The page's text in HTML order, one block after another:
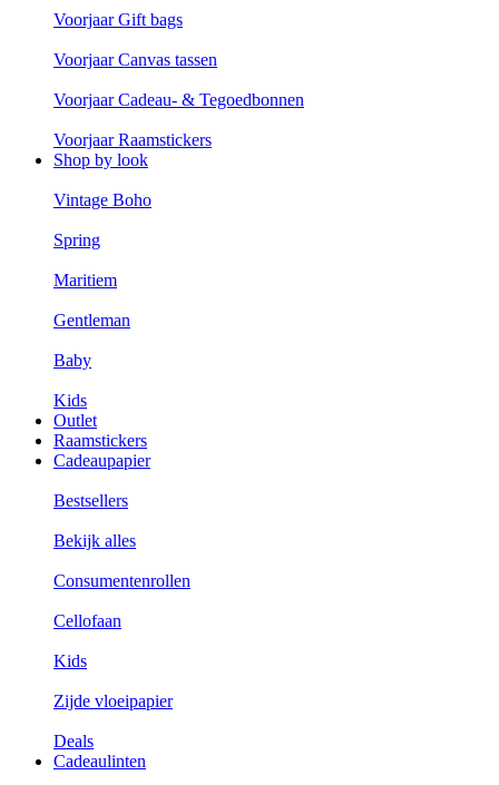
Voorjaar Gift bags
Voorjaar Canvas tassen
Voorjaar Cadeau- & Tegoedbonnen
Voorjaar Raamstickers
Shop by look
Vintage Boho
Spring
Maritiem
Gentleman
Baby
Kids
Outlet
Raamstickers
Cadeaupapier
Bestsellers
Bekijk alles
Consumentenrollen
Cellofaan
Kids
Zijde vloeipapier
Deals
Cadeaulinten